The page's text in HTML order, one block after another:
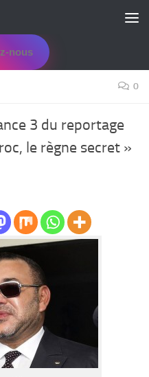
nous
0
3 du reportage
le règne secret »